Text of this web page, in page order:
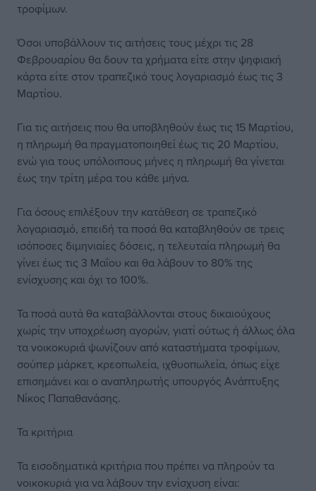
τροφίμων.
Όσοι υποβάλλουν τις αιτήσεις τους μέχρι τις 28
Φεβρουαρίου θα δουν τα χρήματα είτε στην ψηφιακή
κάρτα είτε στον τραπεζικό τους λογαριασμό έως τις 3
Μαρτίου.
Για τις αιτήσεις που θα υποβληθούν έως τις 15 Μαρτίου,
η πληρωμή θα πραγματοποιηθεί έως τις 20 Μαρτίου,
ενώ για τους υπόλοιπους μήνες η πληρωμή θα γίνεται
έως την τρίτη μέρα του κάθε μήνα.
Για όσους επιλέξουν την κατάθεση σε τραπεζικό
λογαριασμό, επειδή τα ποσά θα καταβληθούν σε τρεις
ισόποσες διμηνιαίες δόσεις, η τελευταία πληρωμή θα
γίνει έως τις 3 Μαΐου και θα λάβουν το 80% της
ενίσχυσης και όχι το 100%.
Τα ποσά αυτά θα καταβάλλονται στους δικαιούχους
χωρίς την υποχρέωση αγορών, γιατί ούτως ή άλλως όλα
τα νοικοκυριά ψωνίζουν από καταστήματα τροφίμων,
σούπερ μάρκετ, κρεοπωλεία, ιχθυοπωλεία, όπως είχε
επισημάνει και ο αναπληρωτής υπουργός Ανάπτυξης
Νίκος Παπαθανάσης.
Τα κριτήρια
Τα εισοδηματικά κριτήρια που πρέπει να πληρούν τα
νοικοκυριά για να λάβουν την ενίσχυση είναι: